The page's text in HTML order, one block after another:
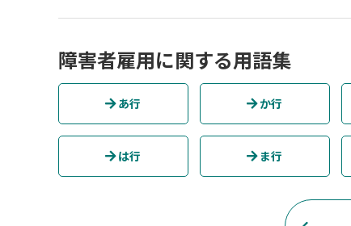
障害者雇用に関する用語集
あ行 か行
は行 ま行